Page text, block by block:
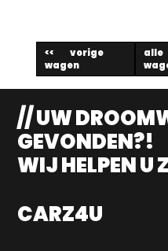
vorige
wagen
alle
// UW
GEVONDEN?!
WIJ HELPEN U
CARZ4U